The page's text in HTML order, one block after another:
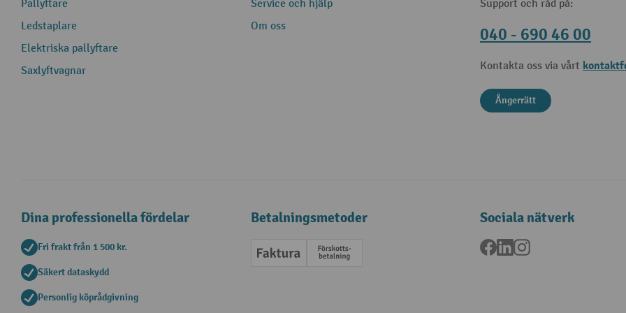
Pallyftare
Ledstaplare
Elektriska pallyftare
Saxlyftvagnar
Service och hjälp
Om oss
Support och råd på:
040 - 690 46 00
Kontakta oss via vårt
Ångerrätt
Dina professionella fördelar
Fri frakt från 1 500 kr.
Säkert dataskydd
Personlig köprådgivning
Betalningsmetoder
Faktura Förskottsbetalning
Sociala nätverk
Facebook
LinkedInInstagram